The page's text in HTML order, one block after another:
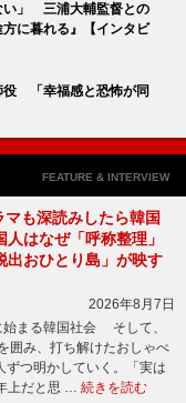
い」 三浦大輔監督との
に暮れる』【インタビ
役 「幸福感と恐怖が同
FEATURE & INTERVIEW
マも深読みしたら韓国
はなぜ「呼称整理」
出おひとり島」が映す
2026年8月7日
まる韓国社会 そして、
み、打ち解けたおしゃべ
ずつ明かしていく。「実は
上だと思 … 続きを読む